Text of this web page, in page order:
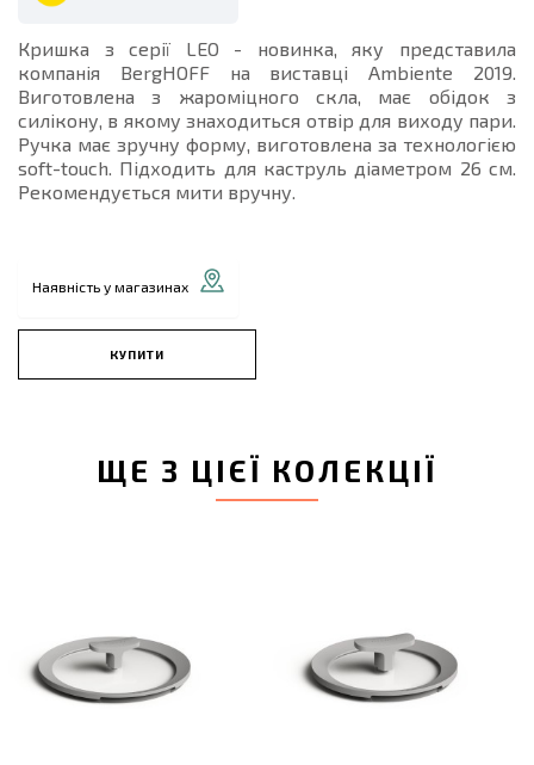
Кришка з серії LEO - новинка, яку представила
компанія BergHOFF на виставці Ambiente 2019.
Виготовлена з жароміцного скла, має обідок з
силікону, в якому знаходиться отвір для виходу пари.
Ручка має зручну форму, виготовлена за технологією
soft-touch. Підходить для каструль діаметром 26 см.
Рекомендується мити вручну.
Наявність у магазинах
КУПИТИ
ЩЕ З ЦІЄЇ КОЛЕКЦІЇ